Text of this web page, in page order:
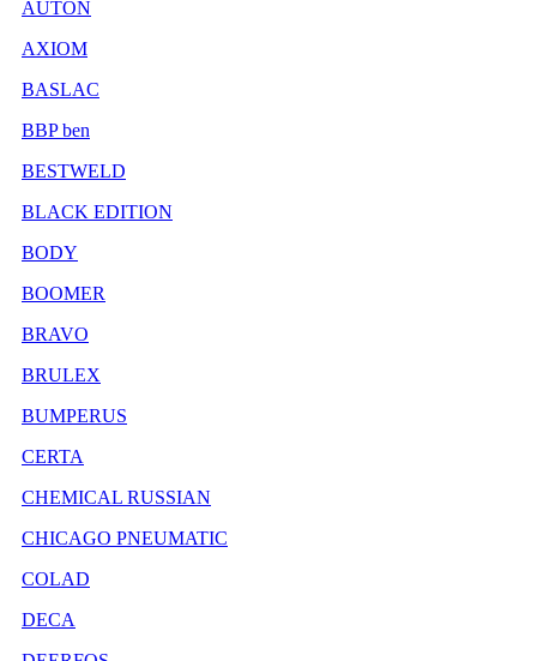
AUTON
AXIOM
BASLAC
BBP ben
BESTWELD
BLACK EDITION
BODY
BOOMER
BRAVO
BRULEX
BUMPERUS
CERTA
CHEMICAL RUSSIAN
CHICAGO PNEUMATIC
COLAD
DECA